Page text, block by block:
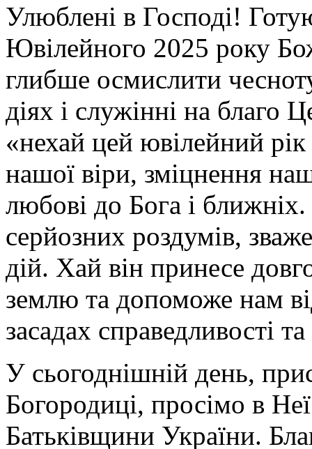
Улюблені в Господі!
Ювілейного 2025 року
глибше осмислити
діях і служінні на благо
«нехай цей ювілейний
нашої віри, зміцнення
любові до Бога і
серйозних роздумів,
дій. Хай він принесе
землю та допоможе нам
засадах справедливості
У сьогоднішній день,
Богородиці, просімо в
Батьківщини України.